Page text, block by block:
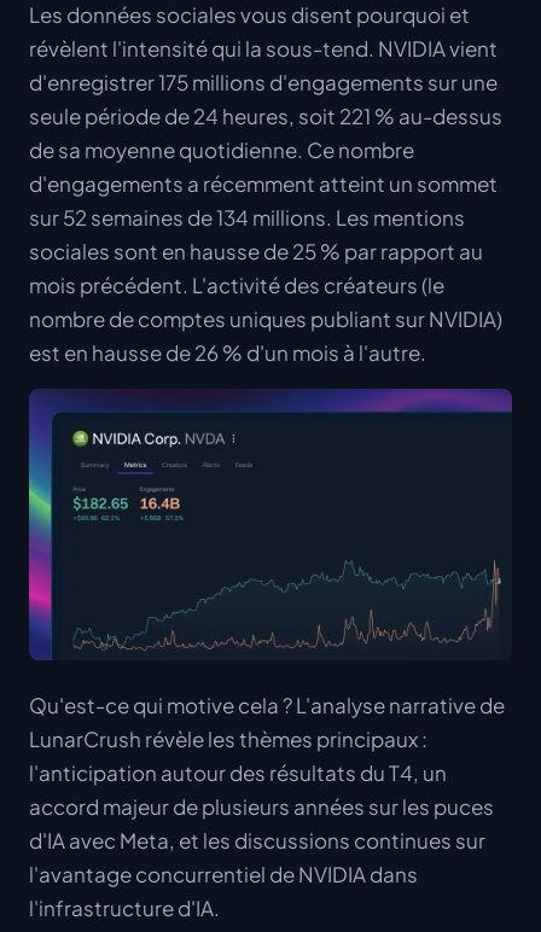
Les données sociales vous disent pourquoi et
révèlent l'intensité qui la sous-tend. NVIDIA vient
d'enregistrer 175 millions d'engagements sur une
seule période de 24 heures, soit 221 % au-dessus
de sa moyenne quotidienne. Ce nombre
d'engagements a récemment atteint un sommet
sur 52 semaines de 134 millions. Les mentions
sociales sont en hausse de 25 % par rapport au
mois précédent. L'activité des créateurs (le
nombre de comptes uniques publiant sur NVIDIA)
est en hausse de 26 % d'un mois à l'autre.
Qu'est-ce qui motive cela ? L'analyse narrative de
LunarCrush révèle les thèmes principaux :
l'anticipation autour des résultats du T4, un
accord majeur de plusieurs années sur les puces
d'IA avec Meta, et les discussions continues sur
l'avantage concurrentiel de NVIDIA dans
l'infrastructure d'IA.